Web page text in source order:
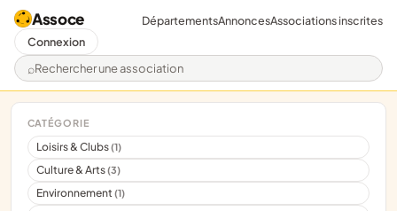
Assoce
Rechercher une association
DépartementsAnnoncesAssociations inscrites
Connexion
CATÉGORIE
Loisirs & Clubs(1)
Culture & Arts(3)
Environnement(1)